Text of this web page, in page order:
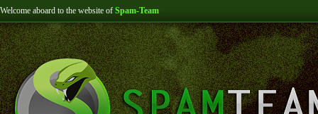
Welcome aboard to the website of Spam-Team